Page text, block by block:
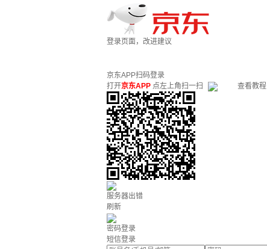
登录页面，改进建议
京东APP扫码登录
打开京东APP 点左上角扫一扫 查看教程
服务器出错
刷新
密码登录
短信登录